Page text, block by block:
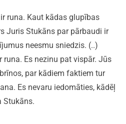
runa. Kaut kādas glupības
Juris Stukāns par pārbaudi ir
neesmu sniedzis. (..)
runa. Es nezinu pat vispār. Jūs
par kādiem faktiem tur
Es nevaru iedomāties, kādēļ
Stukāns.